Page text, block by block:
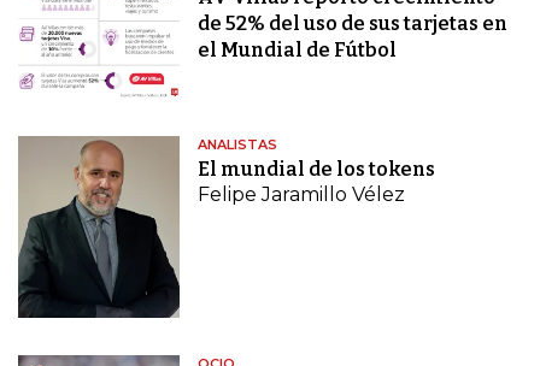
de 52% del uso de sus tarjetas en
el Mundial de Fútbol
ANALISTAS
El mundial de los tokens
Felipe Jaramillo Vélez